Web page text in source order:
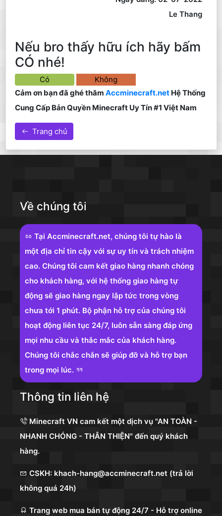
Le Thang
Nếu bro thấy hữu ích hãy bấm
CÓ nhé!
Có
Không
Cảm ơn bạn đã ghé thămAccminecraft.net Hệ Thống
Cung Cấp Bản Quyền Minecraft Uy Tín #1 Việt Nam
Trang chủ
Về chúng tôi
Tại Accminecraft.net, chúng tôi tự hào là
một địa chỉ tin cậy với sự uy tín và trách nhiệm
cao. Chúng tôi cam kết giao hàng nhanh chóng
cho khách hàng, với hệ thống giao hàng tự
động sẽ giao hàng ngay lập tức trong vòng
chưa tới 1 phút. Bộ phận hỗ trợ của chúng tôi
hoạt động liên tục 24/7, luôn sẵn sàng đáp ứng
mọi nhu cầu và thắc mắc của khách hàng.
Chúng tôi chắc chắn sẽ giúp đỡ và hỗ trợ bạn
trong mọi lúc.
Thông tin liên hệ
Minecraft VN cam kết một dịch vụ "AN TOÀN -
NHANH CHÓNG - THÂN THIỆN" đến quý khách
hàng.
CSKH: khach-hang@accminecraft.net (trả lời
không quá 24h)
Trang web mua bán tự động 24/7 - Hỗ trợ online